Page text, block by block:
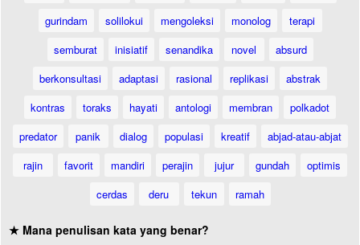
gurindam
solilokui mengoleksi monolog
terapi
semburat
inisiatif senandika novel
absurd
berkonsultasi
adaptasi rasional replikasi
abstrak
kontras
toraks hayati antologi membran
polkadot
predator
panik dialog populasi kreatif
abjad-atau-abjat
rajin
favorit mandiri perajin jujur gundah
optimis
cerdas
deru tekun ramah
★ Mana penulisan kata yang benar?